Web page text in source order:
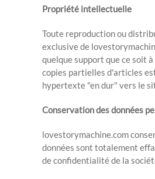
Propriété intellectuelle
Toute reproduction ou
exclusive de
quelque support que ce soit
copies partielles d'articles
hypertexte "en dur" vers le
Conservation des données
lovestorymachine.com
données sont totalement
de confidentialité de la